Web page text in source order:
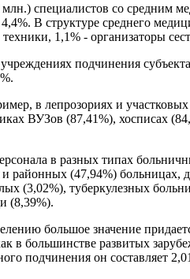
специалистов со средним
В структуре среднего
1,1% - организаторы
подчинения
в лепрозориях и
ВУЗов (87,41%), хосписах
в разных типах
районных (47,94%) больницах,
(3,02%), туберкулезных
(8,39%).
большое значение
в большинстве развитых
подчинения он составляет